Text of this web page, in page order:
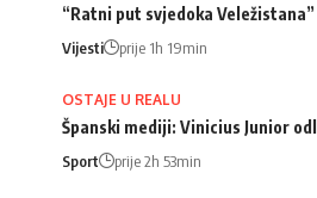
“Ratni put svjedoka
Vijesti prije 1h 19min
OSTAJE U REALU
Španski mediji: Vinicius Junior
Sport prije 2h 53min